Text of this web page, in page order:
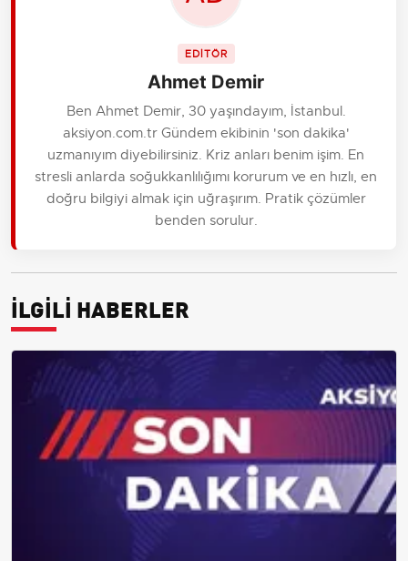
EDİTÖR
Ahmet Demir
Ben Ahmet Demir, 30 yaşındayım, İstanbul.
aksiyon.com.tr Gündem ekibinin 'son dakika'
uzmanıyım diyebilirsiniz. Kriz anları benim işim. En
stresli anlarda soğukkanlılığımı korurum ve en hızlı, en
doğru bilgiyi almak için uğraşırım. Pratik çözümler
benden sorulur.
İLGİLİ HABERLER